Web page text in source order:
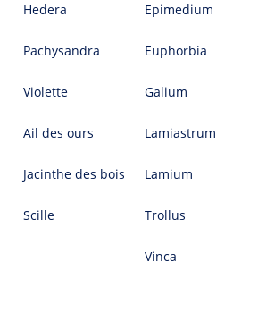
Hedera
Pachysandra
Violette
Ail des ours
Jacinthe des bois
Scille
Epimedium
Euphorbia
Galium
Lamiastrum
Lamium
Trollus
Vinca